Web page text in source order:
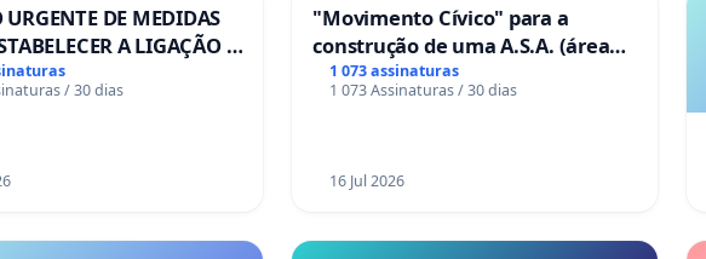
DE MEDIDAS
A LIGAÇÃO -
129
/ 30 dias
"Movimento Cívico" para a
construção de uma A.S.A. (área
de serviços para autocaravanas)
em Coimbra
1 073 assinaturas
1 073 Assinaturas / 30 dias
16 Jul 2026